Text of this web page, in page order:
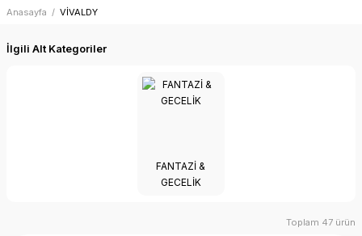
Anasayfa VİVALDY
İlgili Alt Kategoriler
FANTAZI &
GECELIK
Toplam 47 ürün